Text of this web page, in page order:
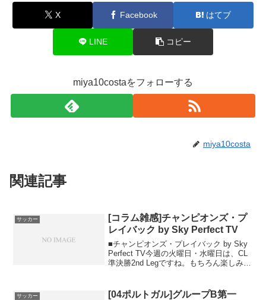
X Facebook はてブ
LINE コピー
miya10costaをフォローする
miya10costa
関連記事
サッカー
[コラム雑感]チャンピオンズ・プ
レイバック by Sky Perfect TV
■チャンピオンズ・プレイバック by Sky
Perfect TV今週の火曜日・水曜日は、CL
準決勝2nd Legですね。もちろん楽しみに
サッカー
[04ポルトガル]グループB第一